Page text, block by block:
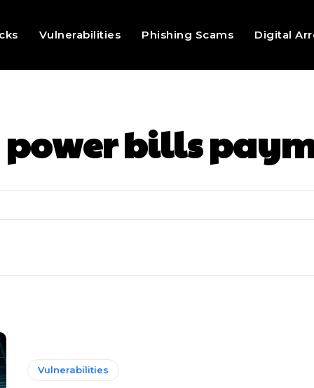
Vulnerabilities Phishing Scams Digital
power bills
Vulnerabilities